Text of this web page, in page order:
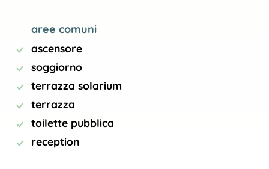
aree comuni
ascensore
soggiorno
terrazza solarium
terrazza
toilette pubblica
reception